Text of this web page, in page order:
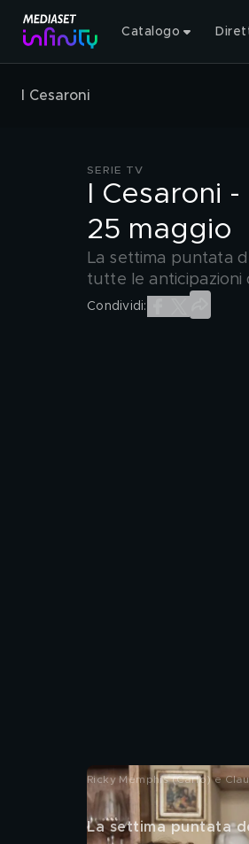
Catalogo
I Cesaroni
SERIE TV
I Cesaroni
25 maggio
La settima puntata
tutte le anticipazioni
Condividi:
Ricky Memphis (Carlo) e
La settima puntata